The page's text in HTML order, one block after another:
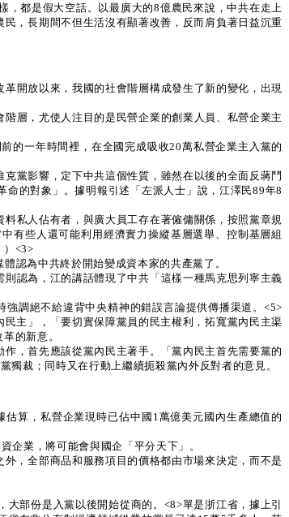
都是假大空話。以最廣大的8億農民來說，中共在走上
，長期間不但生活沒有顯著改善，反而肩負著日益沉重
開放以來，我國的社會階層構成發生了新的變化，出現
層，尤使人注目的是民營企業的創業人員、私營企業主
的一年時間裡，在全國完成吸收20萬私營企業主入黨的
黨影響，定下中共這個性質，雖然在以後的全面反蔣鬥
的對象」。據明報引述「左派人士」說，江澤民89年8
私人佔有者，與廣大員工存在著僱傭關係，按照黨章規
有些人還可能利用經濟實力操縱基層選舉、控制基層組
）<3>
認為中共終於開始變成資本家的共產黨了。
認為，江的講話體現了中共「這樣一種馬克思列寧主義
調絕不給違背中央精神的錯誤言論提供傳播渠道。<5>
主」，「要切實保障黨員的民主權利，拓寬黨內民主渠
的新意。
，首先應該從黨內民主著手。「黨內民主首先需要黨的
裁；同時又在行動上繼續扼殺黨內外反對者的意見。
算，私營企業現時已佔中國1萬億美元國內生產總值的
企業，將可能會與國企「平分天下」。
，全部商品和服務項目的價格都由市場來決定，而不是
部份是入黨以後開始從商的。<8>單是浙江省，據上引